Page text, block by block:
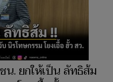
. ยกให้เป็น ลัทธิส้ม